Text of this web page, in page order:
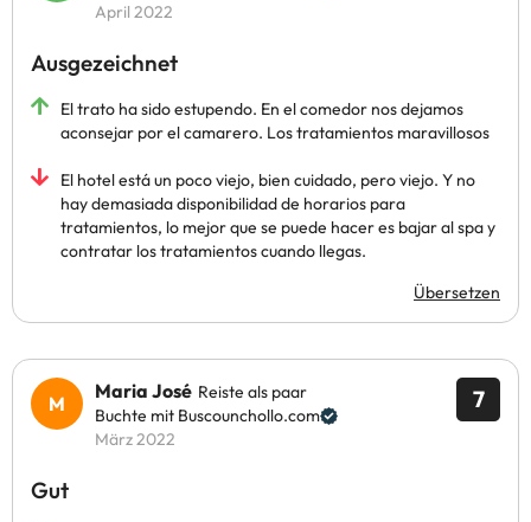
April 2022
Ausgezeichnet
El trato ha sido estupendo. En el comedor nos dejamos
aconsejar por el camarero. Los tratamientos maravillosos
El hotel está un poco viejo, bien cuidado, pero viejo. Y no
hay demasiada disponibilidad de horarios para
tratamientos, lo mejor que se puede hacer es bajar al spa y
contratar los tratamientos cuando llegas.
Übersetzen
7
Maria José Reiste als paar
Buchte mit Buscounchollo.com
März 2022
Gut